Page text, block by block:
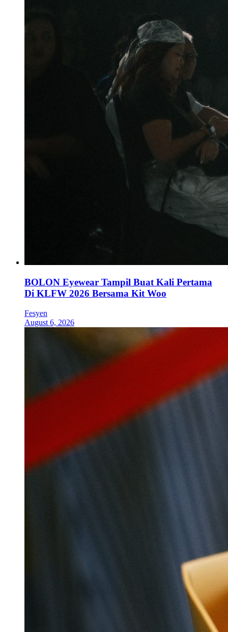
BOLON Eyewear Tampil Buat Kali Pertama
Di KLFW 2026 Bersama Kit Woo
Fesyen
August 6, 2026